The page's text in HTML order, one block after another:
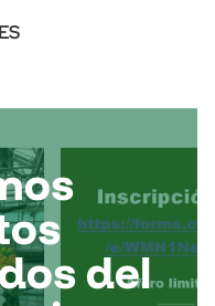
ES
del